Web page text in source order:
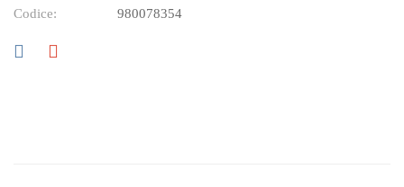
Codice: 980078354